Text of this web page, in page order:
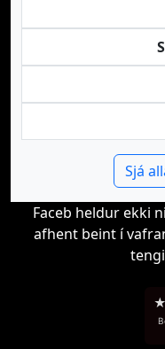
Sjá
Faceb heldur ekki
afhent beint í
★